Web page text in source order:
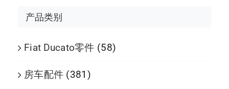
产品类别
Fiat Ducato零件 (58)
房车配件 (381)